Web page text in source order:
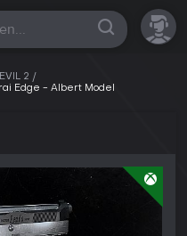
2
Edge - Albert Model